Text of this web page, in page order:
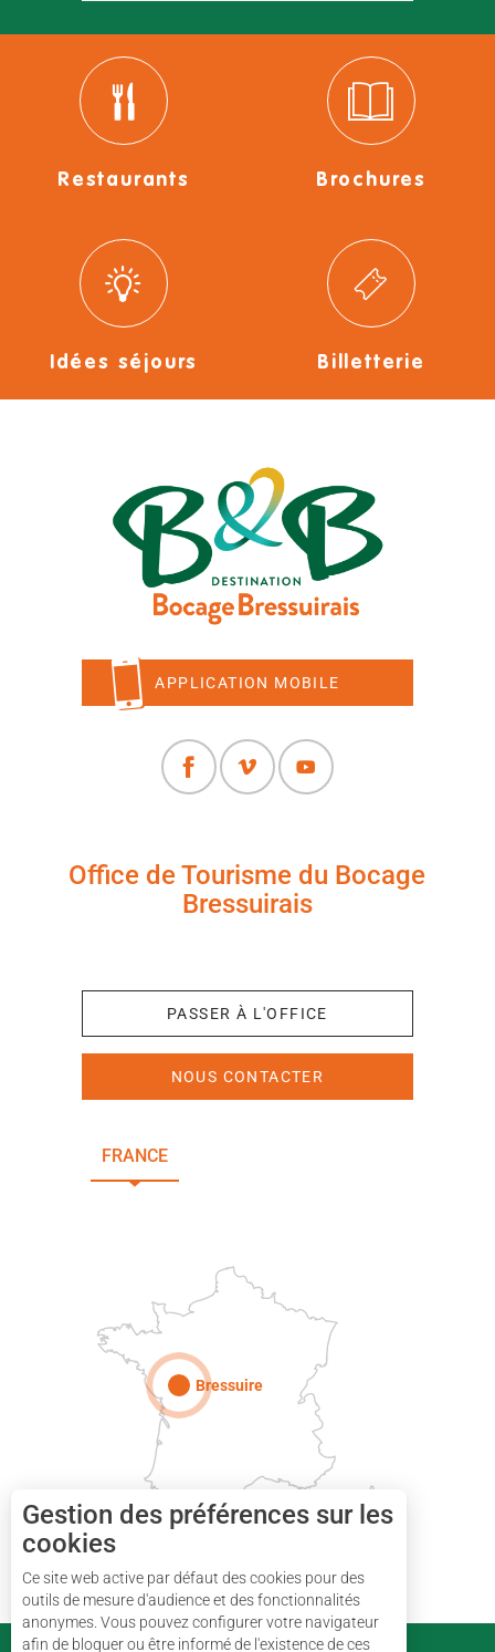
Restaurants Brochures
Idées séjours Billetterie
APPLICATION MOBILE
Office de Tourisme du Bocage
Bressuirais
PASSER À L'OFFICE
NOUS CONTACTER
FRANCE
Bressuire
Gestion des préférences sur les
cookies
Ce site web active par défaut des cookies pour des
outils de mesure d'audience et des fonctionnalités
anonymes. Vous pouvez configurer votre navigateur
afin de bloquer ou être informé de l'existence de ces